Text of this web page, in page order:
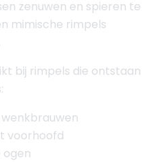
3
een afspraak
Rotterdam
reviews)
6
een afspraak
zenuwen en spieren te
mimische rimpels
bij rimpels die ontstaan
voorhoofd
ogen